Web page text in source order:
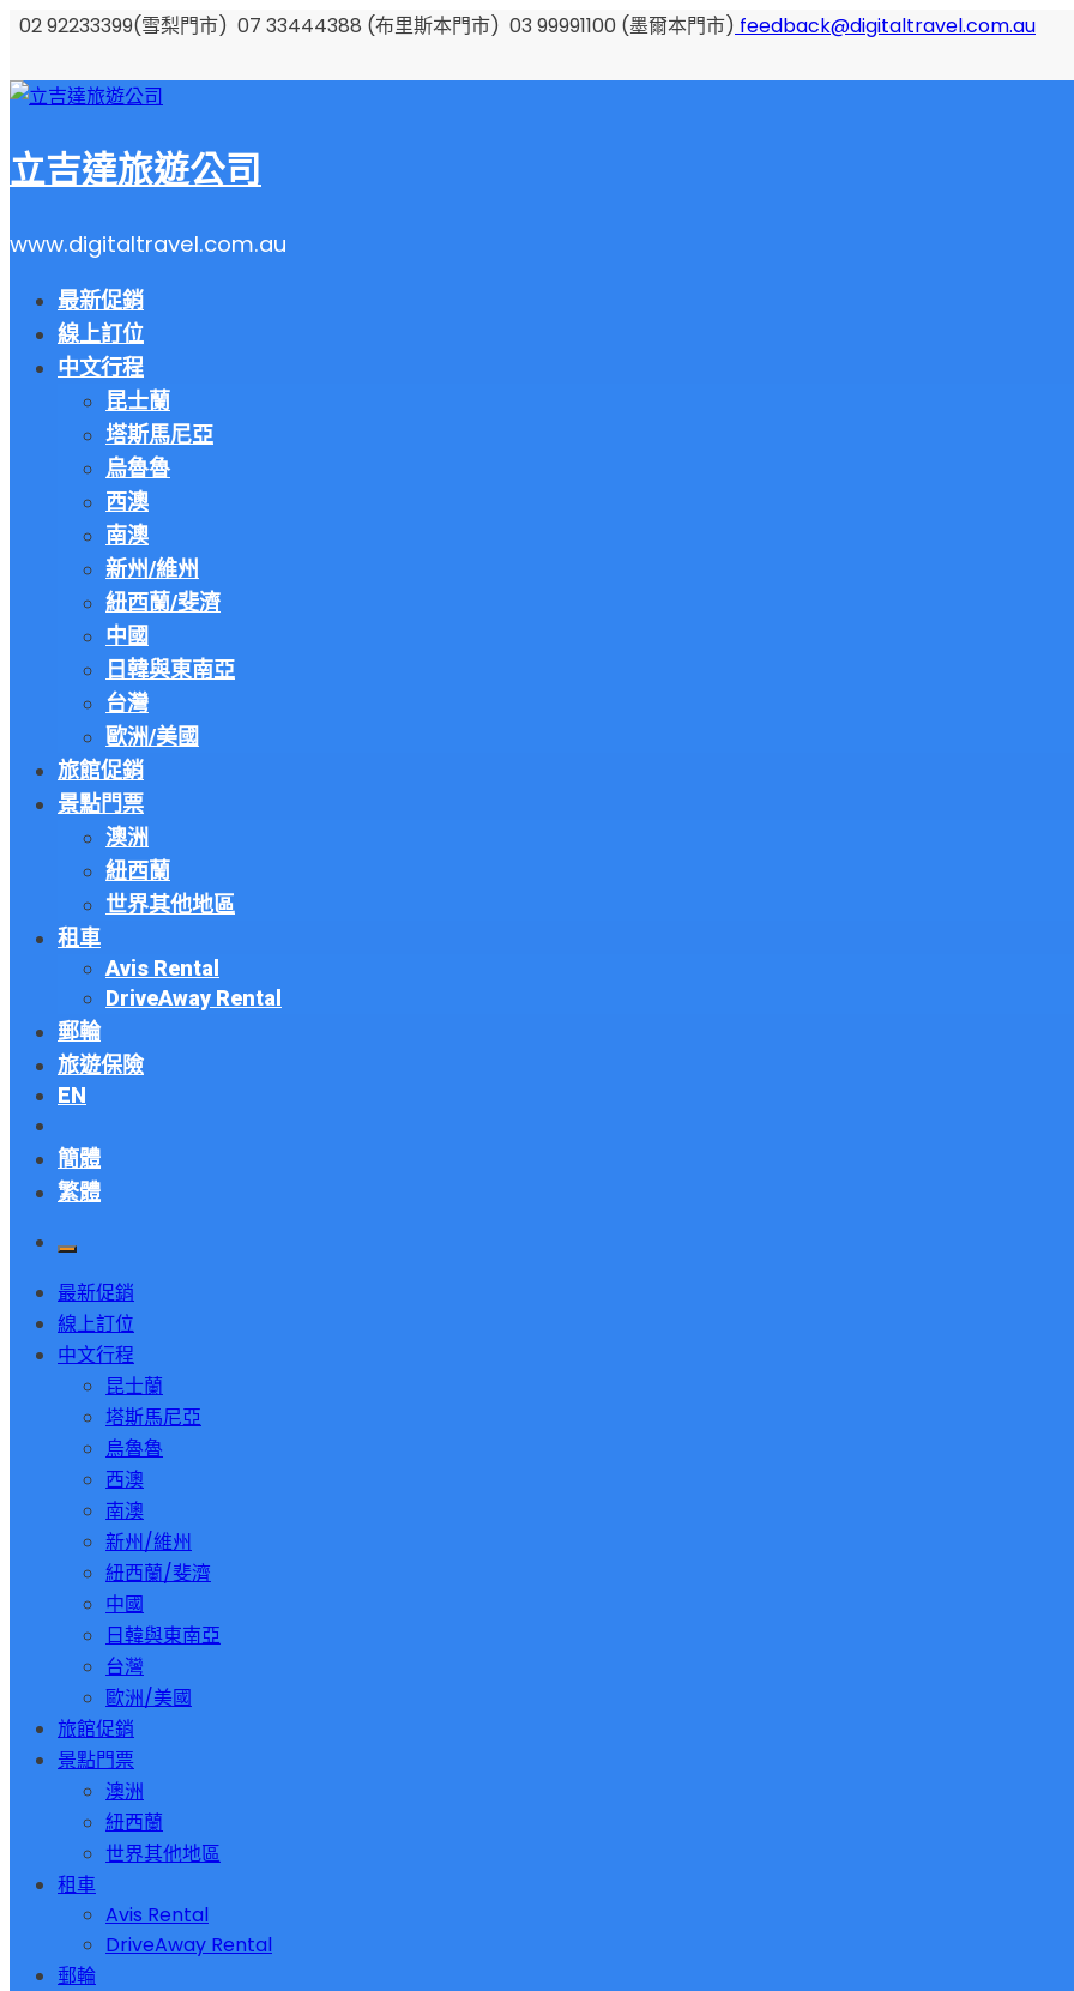
Skip
content
02 92233399(雪梨門市) 07 33444388 (布里斯本門市) 03 99991100 (墨爾本門市) feedback@digitaltravel.com.au
立吉達旅遊公司
www.digitaltravel.com.au
最新促銷
線上訂位
中文行程
昆士蘭
塔斯馬尼亞
烏魯魯
西澳
南澳
新州/維州
紐西蘭/斐濟
中國
日韓與東南亞
台灣
歐洲/美國
旅館促銷
景點門票
澳洲
紐西蘭
世界其他地區
租車
Avis Rental
DriveAway Rental
郵輪
旅遊保險
EN
簡體
繁體
最新促銷
線上訂位
中文行程
昆士蘭
塔斯馬尼亞
烏魯魯
西澳
南澳
新州/維州
紐西蘭/斐濟
中國
日韓與東南亞
台灣
歐洲/美國
旅館促銷
景點門票
澳洲
紐西蘭
世界其他地區
租車
Avis Rental
DriveAway Rental
郵輪